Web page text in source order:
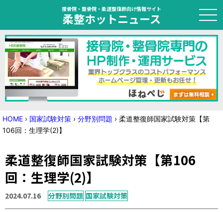
接骨院・整骨院・柔道整復師向け情報サイト
柔整ホットニュース
HOME
トピック
ニュース
国家試験対策
学会・セミナー情報
HOME › 国家試験対策 › 分野別問題 › 柔道整復師国家試験対策【第
106回：生理学(2)】
柔道整復師国家試験対策【第106
回：生理学(2)】
2024.07.16 分野別問題 国家試験対策